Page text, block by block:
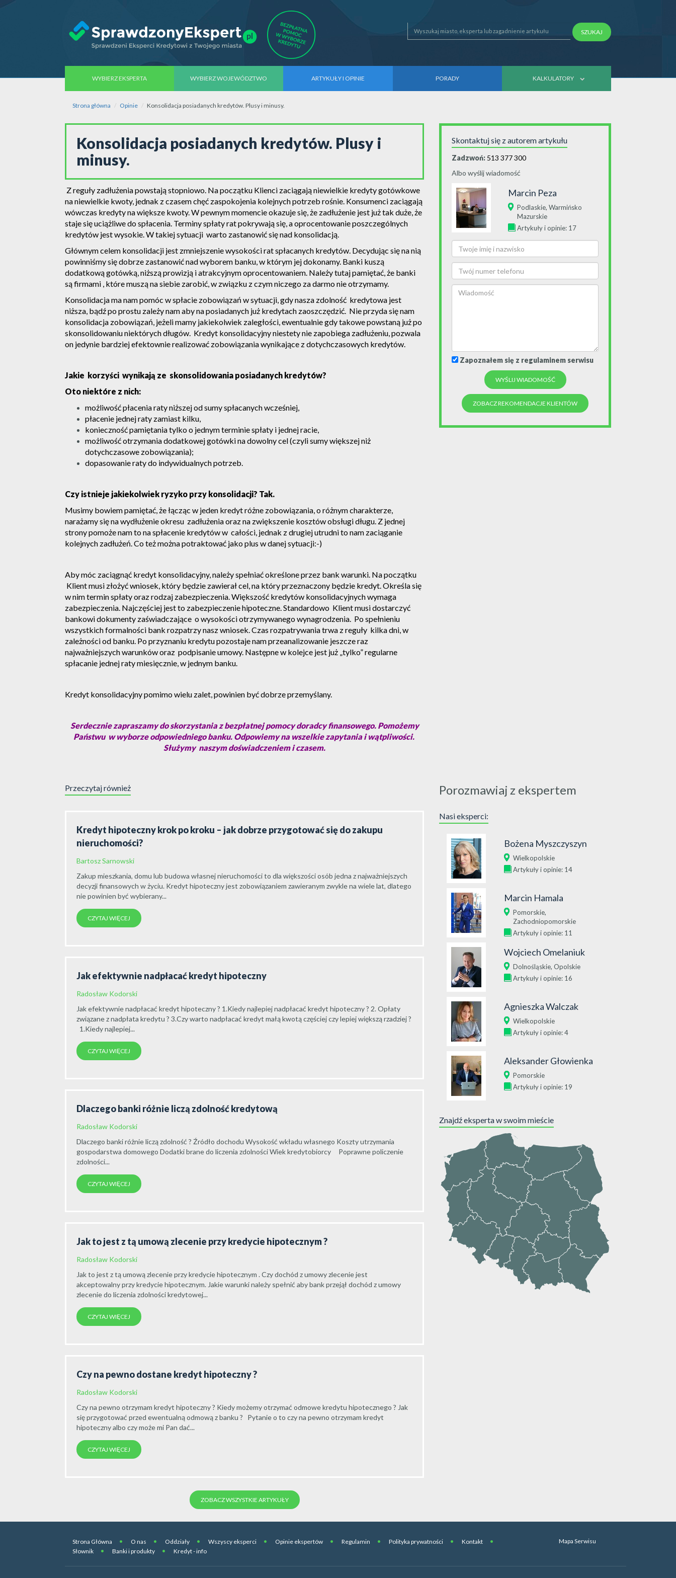
SZUKAJ
WYBIERZ EKSPERTA WYBIERZ WOJEWÓDZTWO ARTYKUŁY I OPINIE PORADY KALKULATORY
Strona główna Opinie Konsolidacja posiadanych kredytów. Plusy i minusy.
Konsolidacja posiadanych kredytów. Plusy i
minusy.
Z reguły zadłużenia powstają stopniowo. Na początku Klienci zaciągają niewielkie kredyty gotówkowe
na niewielkie kwoty, jednak z czasem chęć zaspokojenia kolejnych potrzeb rośnie. Konsumenci zaciągają
wówczas kredyty na większe kwoty. W pewnym momencie okazuje się, że zadłużenie jest już tak duże, że
staje się uciążliwe do spłacenia. Terminy spłaty rat pokrywają się, a oprocentowanie poszczególnych
kredytów jest wysokie. W takiej sytuacji warto zastanowić się nad konsolidacją.
Głównym celem konsolidacji jest zmniejszenie wysokości rat spłacanych kredytów. Decydując się na nią
powinniśmy się dobrze zastanowić nad wyborem banku, w którym jej dokonamy. Banki kuszą
dodatkową gotówką, niższą prowizją i atrakcyjnym oprocentowaniem. Należy tutaj pamiętać, że banki
są firmami , które muszą na siebie zarobić, w związku z czym niczego za darmo nie otrzymamy.
Konsolidacja ma nam pomóc w spłacie zobowiązań w sytuacji, gdy nasza zdolność kredytowa jest
niższa, bądź po prostu zależy nam aby na posiadanych już kredytach zaoszczędzić. Nie przyda się nam
konsolidacja zobowiązań, jeżeli mamy jakiekolwiek zaległości, ewentualnie gdy takowe powstaną już po
skonsolidowaniu niektórych długów. Kredyt konsolidacyjny niestety nie zapobiega zadłużeniu, pozwala
on jedynie bardziej efektownie realizować zobowiązania wynikające z dotychczasowych kredytów.
Jakie korzyści wynikają ze skonsolidowania posiadanych kredytów?
Oto niektóre z nich:
możliwość płacenia raty niższej od sumy spłacanych wcześniej,
płacenie jednej raty zamiast kilku,
konieczność pamiętania tylko o jednym terminie spłaty i jednej racie,
możliwość otrzymania dodatkowej gotówki na dowolny cel (czyli sumy większej niż
dotychczasowe zobowiązania);
dopasowanie raty do indywidualnych potrzeb.
Czy istnieje jakiekolwiek ryzyko przy konsolidacji? Tak.
Musimy bowiem pamiętać, że łącząc w jeden kredyt różne zobowiązania, o różnym charakterze,
narażamy się na wydłużenie okresu zadłużenia oraz na zwiększenie kosztów obsługi długu. Z jednej
strony pomoże nam to na spłacenie kredytów w całości, jednak z drugiej utrudni to nam zaciąganie
kolejnych zadłużeń. Co też można potraktować jako plus w danej sytuacji:-)
Aby móc zaciągnąć kredyt konsolidacyjny, należy spełniać określone przez bank warunki. Na początku
Klient musi złożyć wniosek, który będzie zawierał cel, na który przeznaczony będzie kredyt. Określa się
w nim termin spłaty oraz rodzaj zabezpieczenia. Większość kredytów konsolidacyjnych wymaga
zabezpieczenia. Najczęściej jest to zabezpieczenie hipoteczne. Standardowo Klient musi dostarczyć
bankowi dokumenty zaświadczające o wysokości otrzymywanego wynagrodzenia. Po spełnieniu
wszystkich formalności bank rozpatrzy nasz wniosek. Czas rozpatrywania trwa z reguły kilka dni, w
zależności od banku. Po przyznaniu kredytu pozostaje nam przeanalizowanie jeszcze raz
najważniejszych warunków oraz podpisanie umowy. Następne w kolejce jest już „tylko” regularne
spłacanie jednej raty miesięcznie, w jednym banku.
Kredyt konsolidacyjny pomimo wielu zalet, powinien być dobrze przemyślany.
Serdecznie zapraszamy do skorzystania z bezpłatnej pomocy doradcy finansowego. Pomożemy
Państwu w wyborze odpowiedniego banku. Odpowiemy na wszelkie zapytania i wątpliwości.
Służymy naszym doświadczeniem i czasem.
Skontaktuj się z autorem artykułu
Zadzwoń: 513 377 300
Albo wyślij wiadomość
Marcin Peza
Podlaskie,Warmińsko
Mazurskie
Artykuły i opinie: 17
Zapoznałem się z regulaminem serwisu
ZOBACZ REKOMENDACJE KLIENTÓW
Przeczytaj również
Kredyt hipoteczny krok po kroku – jak dobrze przygotować się do zakupu
nieruchomości?
Bartosz Sarnowski
Zakup mieszkania, domu lub budowa własnej nieruchomości to dla większości osób jedna z najważniejszych
decyzji finansowych w życiu. Kredyt hipoteczny jest zobowiązaniem zawieranym zwykle na wiele lat, dlatego
nie powinien być wybierany...
CZYTAJ WIĘCEJ
Jak efektywnie nadpłacać kredyt hipoteczny
Radosław Kodorski
Jak efektywnie nadpłacać kredyt hipoteczny ? 1.Kiedy najlepiej nadpłacać kredyt hipoteczny ? 2. Opłaty
związane z nadpłata kredytu ? 3.Czy warto nadpłacać kredyt małą kwotą częściej czy lepiej większą rzadziej ?
1.Kiedy najlepiej...
CZYTAJ WIĘCEJ
Dlaczego banki różnie liczą zdolność kredytową
Radosław Kodorski
Dlaczego banki różnie liczą zdolność ? Źródło dochodu Wysokość wkładu własnego Koszty utrzymania
gospodarstwa domowego Dodatki brane do liczenia zdolności Wiek kredytobiorcy Poprawne policzenie
zdolności...
CZYTAJ WIĘCEJ
Jak to jest z tą umową zlecenie przy kredycie hipotecznym ?
Radosław Kodorski
Jak to jest z tą umową zlecenie przy kredycie hipotecznym . Czy dochód z umowy zlecenie jest
akceptowalny przy kredycie hipotecznym. Jakie warunki należy spełnić aby bank przejął dochód z umowy
zlecenie do liczenia zdolności kredytowej...
CZYTAJ WIĘCEJ
Czy na pewno dostane kredyt hipoteczny ?
Radosław Kodorski
Czy na pewno otrzymam kredyt hipoteczny ? Kiedy możemy otrzymać odmowe kredytu hipotecznego ? Jak
się przygotować przed ewentualną odmową z banku ? Pytanie o to czy na pewno otrzymam kredyt
hipoteczny albo czy może mi Pan dać...
CZYTAJ WIĘCEJ
ZOBACZ WSZYSTKIE ARTYKUŁY
Porozmawiaj z ekspertem
Nasi eksperci:
Bożena Myszczyszyn
Wielkopolskie
Artykuły i opinie: 14
Marcin Hamala
Pomorskie,
Zachodniopomorskie
Artykuły i opinie: 11
Wojciech Omelaniuk
Dolnośląskie, Opolskie
Artykuły i opinie: 16
Agnieszka Walczak
Wielkopolskie
Artykuły i opinie: 4
Aleksander Głowienka
Pomorskie
Artykuły i opinie: 19
Znajdź eksperta w swoim mieście
Strona Główna O nas Oddziały Wszyscy eksperci Opinie ekspertów Regulamin Polityka prywatności
Kontakt
Słownik
Banki i produkty Kredyt - info
Mapa Serwisu